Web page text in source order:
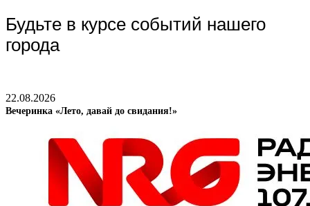
Будьте в курсе событий нашего
города
22.08.2026
Вечеринка «Лето, давай до свидания!»